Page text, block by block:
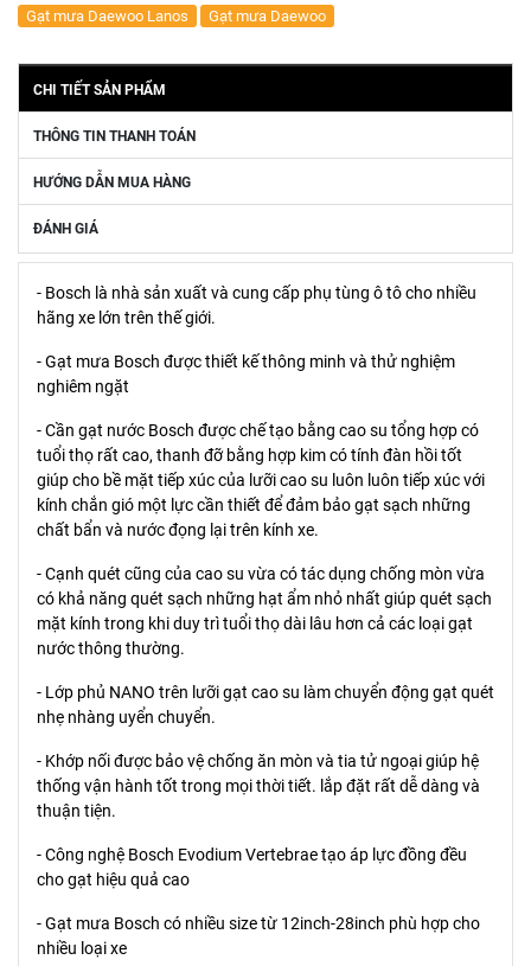
Gạt mưa Daewoo Lanos
Gạt mưa Daewoo
CHI TIẾT SẢN PHẨM
THÔNG TIN THANH TOÁN
HƯỚNG DẪN MUA HÀNG
ĐÁNH GIÁ
- Bosch là nhà sản xuất và cung cấp phụ tùng ô tô cho nhiều
hãng xe lớn trên thế giới.
- Gạt mưa Bosch được thiết kế thông minh và thử nghiệm
nghiêm ngặt
- Cần gạt nước Bosch được chế tạo bằng cao su tổng hợp có
tuổi thọ rất cao, thanh đỡ bằng hợp kim có tính đàn hồi tốt
giúp cho bề mặt tiếp xúc của lưỡi cao su luôn luôn tiếp xúc với
kính chắn gió một lực cần thiết để đảm bảo gạt sạch những
chất bẩn và nước đọng lại trên kính xe.
- Cạnh quét cũng của cao su vừa có tác dụng chống mòn vừa
có khả năng quét sạch những hạt ẩm nhỏ nhất giúp quét sạch
mặt kính trong khi duy trì tuổi thọ dài lâu hơn cả các loại gạt
nước thông thường.
- Lớp phủ NANO trên lưỡi gạt cao su làm chuyển động gạt quét
nhẹ nhàng uyển chuyển.
- Khớp nối được bảo vệ chống ăn mòn và tia tử ngoại giúp hệ
thống vận hành tốt trong mọi thời tiết. lắp đặt rất dễ dàng và
thuận tiện.
- Công nghệ Bosch Evodium Vertebrae tạo áp lực đồng đều
cho gạt hiệu quả cao
- Gạt mưa Bosch có nhiều size từ 12inch-28inch phù hợp cho
nhiều loại xe